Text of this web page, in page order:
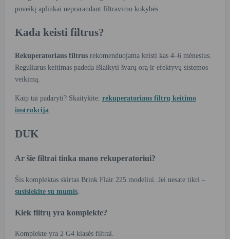
poveikį aplinkai neprarandant filtravimo kokybės.
Kada keisti filtrus?
Rekuperatoriaus filtrus rekomenduojama keisti kas 4–6 mėnesius.
Reguliarus keitimas padeda išlaikyti švarų orą ir efektyvų sistemos
veikimą.
Kaip tai padaryti? Skaitykite: rekuperatoriaus filtrų keitimo
instrukcija.
DUK
Ar šie filtrai tinka mano rekuperatoriui?
Šis komplektas skirtas Brink Flair 225 modeliui. Jei nesate tikri –
susisiekite su mumis
Kiek filtrų yra komplekte?
Komplekte yra 2 G4 klasės filtrai.